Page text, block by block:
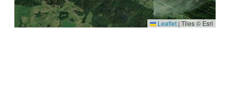
Leaflet | Tiles © Esri